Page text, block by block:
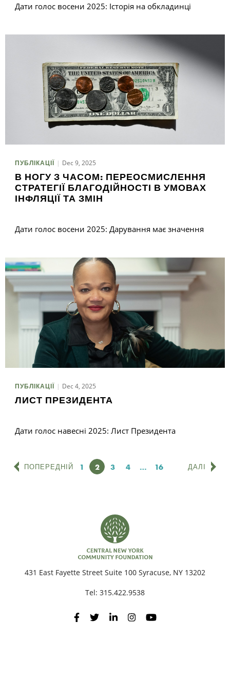
Дати голос восени 2025: Історія на обкладинці
ПУБЛІКАЦІЇ Dec 9, 2025
В НОГУ З ЧАСОМ: ПЕРЕОСМИСЛЕННЯ
СТРАТЕГІЇ БЛАГОДІЙНОСТІ В УМОВАХ
ІНФЛЯЦІЇ ТА ЗМІН
Дати голос восени 2025: Дарування має значення
ПУБЛІКАЦІЇ Dec 4, 2025
ЛИСТ ПРЕЗИДЕНТА
Дати голос навесні 2025: Лист Президента
ПОПЕРЕДНІЙ Сторінка
1 Сторінка
2 Сторінка
3 Сторінка
4 … Сторінка
16 ДАЛІ
431 East Fayette Street Suite 100 Syracuse, NY 13202
Tel: 315.422.9538